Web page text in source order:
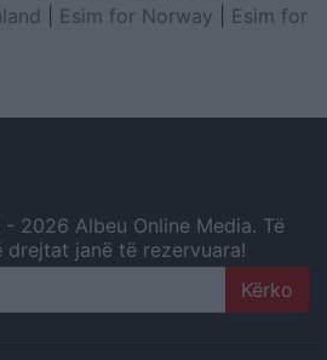
Esim for Norway
Esim for
- 2026 Albeu Online Media. Të
drejtat janë të rezervuara!